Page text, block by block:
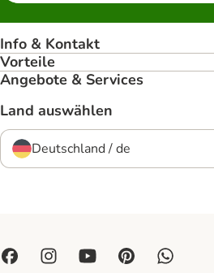
Info & Kontakt
Vorteile
Angebote & Services
Land auswählen
Deutschland / de